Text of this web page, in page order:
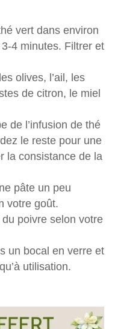
vert dans environ
4 minutes. Filtrer et
olives, l’ail, les
de citron, le miel
de l’infusion de thé
le reste pour une
la consistance de la
pâte un peu
votre goût.
poivre selon votre
un bocal en verre et
utilisation.